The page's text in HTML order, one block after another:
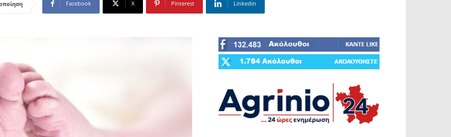
Facebook X Pinterest Linkedin